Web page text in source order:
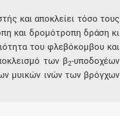
τα οφέλη και τις
συνδρομητικών
και αποκλείει τόσο τους
και δρομότροπη δράση κι
του φλεβόκομβου και
των β2-υποδοχέων
μυικών ινών των βρόγχων